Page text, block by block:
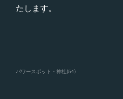
たします。
パワースポット・神社(54)